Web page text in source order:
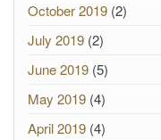
October 2019 (2)
July 2019 (2)
June 2019 (5)
May 2019 (4)
April 2019 (4)